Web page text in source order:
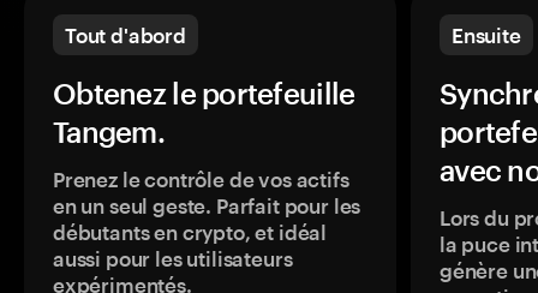
Tout d'abord
Obtenez le portefeuille
Tangem.
Prenez le contrôle de vos actifs
en un seul geste. Parfait pour les
débutants en crypto, et idéal
aussi pour les utilisateurs
expérimentés.
Ensuite
avec
Lors du
la puce
génère